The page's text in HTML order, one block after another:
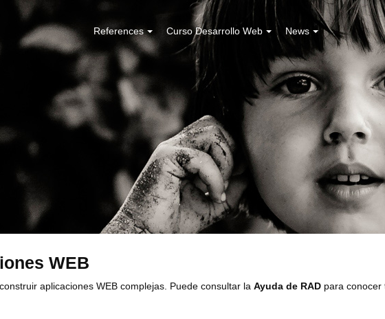
References Curso Desarrollo Web News
WEB
aplicaciones WEB complejas. Puede consultar la Ayuda de RAD para conocer